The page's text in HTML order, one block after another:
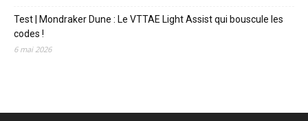
Test | Mondraker Dune : Le VTTAE Light Assist qui bouscule les
codes !
6 mai 2026